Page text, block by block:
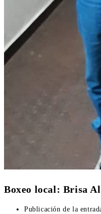
Boxeo local: Brisa
Publicación de la